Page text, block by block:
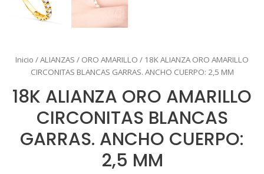
Inicio /ALIANZAS / ORO AMARILLO / 18K ALIANZA ORO AMARILLO
CIRCONITAS BLANCAS GARRAS. ANCHO CUERPO: 2,5 MM
18K ALIANZA ORO AMARILLO
CIRCONITAS BLANCAS
GARRAS. ANCHO CUERPO:
2,5 MM